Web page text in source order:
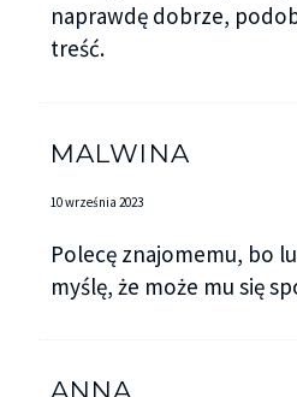
naprawdę dobrze,
treść.
MALWINA
10 września 2023
Polecę znajomemu, bo
myślę, że może mu się
ANNA